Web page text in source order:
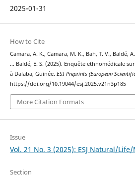
2025-01-31
How to Cite
Camara, A. K., Camara, M. K., Bah, T. V., Baldé,
… Baldé, E. S. (2025). Enquête ethnomédicale
à Dalaba, Guinée. ESI Preprints (European
https://doi.org/10.19044/esj.2025.v21n3p185
More Citation Formats
Issue
Vol. 21 No. 3 (2025): ESJ Natural/
Section